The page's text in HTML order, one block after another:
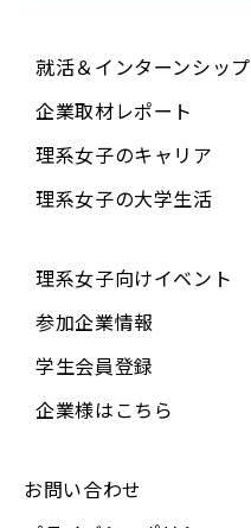
就活＆インターンシップ
企業取材レポート
理系女子のキャリア
理系女子の大学生活
理系女子向けイベント
参加企業情報
学生会員登録
企業様はこちら
お問い合わせ